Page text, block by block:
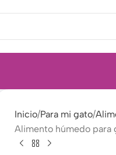
Inicio Para mi gato
Alimento húmedo para